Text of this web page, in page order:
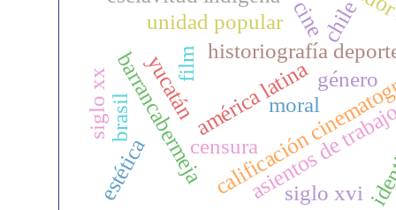
historiografía
américa latina
censura
calificación
cine
film
chile
unidad popular
barrancabermeja moral
asientos de
siglo xvi
siglo xx yucatán
brasil
estética
género